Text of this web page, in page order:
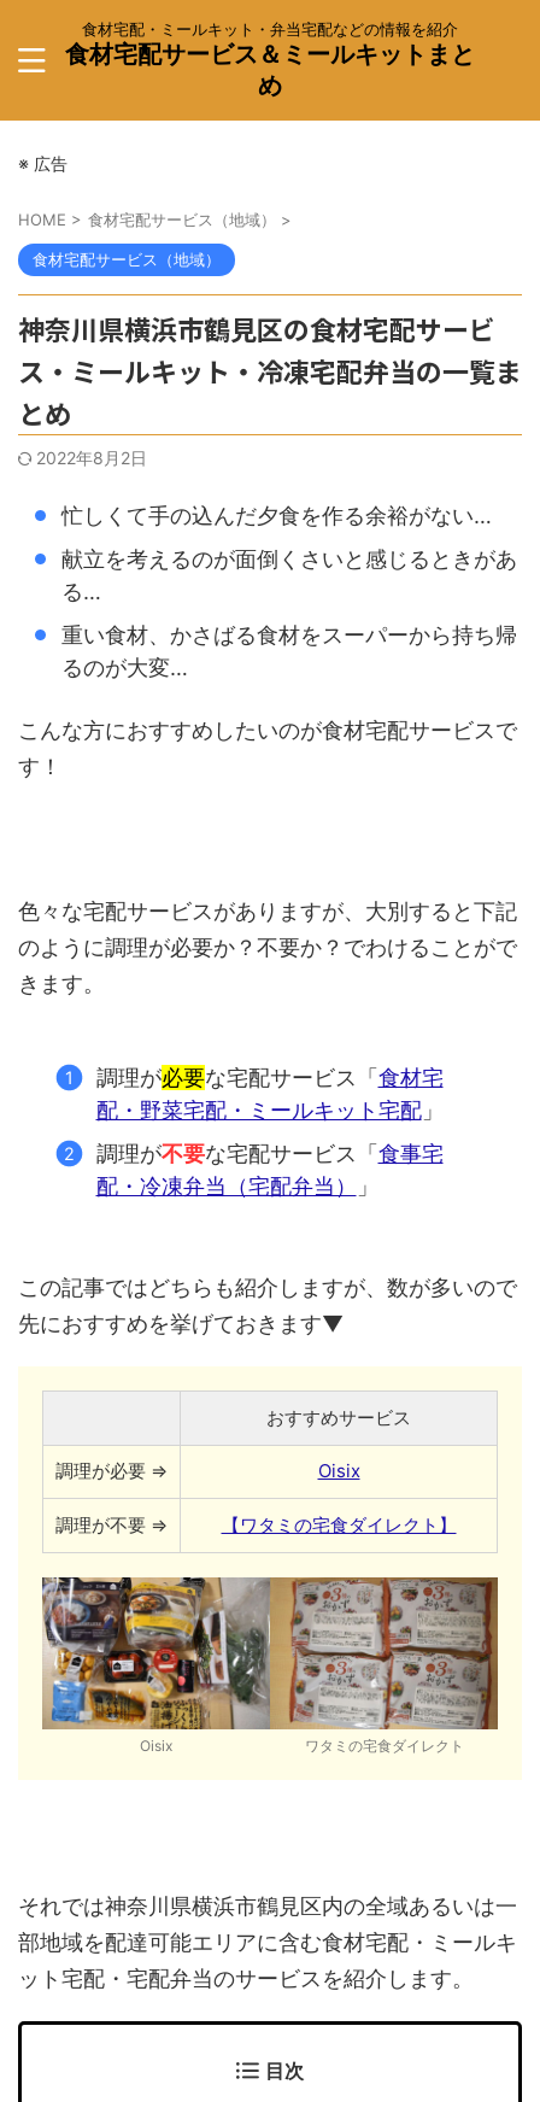
食材宅配・ミールキット・弁当宅配などの情報を紹介
食材宅配サービス＆ミールキットまと
め
※ 広告
HOME > 食材宅配サービス（地域） >
食材宅配サービス（地域）
神奈川県横浜市鶴見区の食材宅配サービ
ス・ミールキット・冷凍宅配弁当の一覧ま
とめ
2022年8月2日
忙しくて手の込んだ夕食を作る余裕がない…
献立を考えるのが面倒くさいと感じるときがあ
る…
重い食材、かさばる食材をスーパーから持ち帰
るのが大変…
こんな方におすすめしたいのが食材宅配サービスで
す！
色々な宅配サービスがありますが、大別すると下記
のように調理が必要か？不要か？でわけることがで
きます。
調理が必要な宅配サービス「食材宅
配・野菜宅配・ミールキット宅配」
調理が不要な宅配サービス「食事宅
配・冷凍弁当（宅配弁当）
」
この記事ではどちらも紹介しますが、数が多いので
先におすすめを挙げておきます▼
おすすめサービス
調理が必要 ⇒ Oisix
調理が不要 ⇒ 【ワタミの宅食ダイレクト】
Oisix ワタミの宅食ダイレクト
それでは神奈川県横浜市鶴見区内の全域あるいは一
部地域を配達可能エリアに含む食材宅配・ミールキ
ット宅配・宅配弁当のサービスを紹介します。
目次